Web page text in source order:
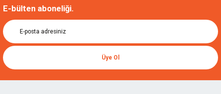
E-bülten aboneliği.
Üye Ol